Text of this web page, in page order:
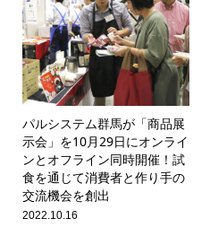
パルシステム群馬が「商品展
示会」を10月29日にオンライ
ンとオフライン同時開催！試
食を通じて消費者と作り手の
交流機会を創出
2022.10.16